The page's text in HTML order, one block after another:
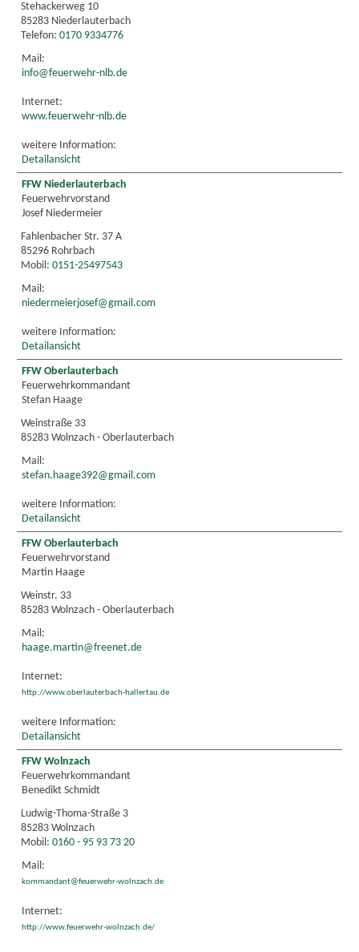
Stehackerweg 10
85283 Niederlauterbach
Telefon: 0170 9334776
Mail:
info@feuerwehr-nlb.de
Internet:
www.feuerwehr-nlb.de
weitere Information:
Detailansicht
FFW Niederlauterbach
Feuerwehrvorstand
Josef Niedermeier
Fahlenbacher Str. 37 A
85296 Rohrbach
Mobil: 0151-25497543
Mail:
niedermeierjosef@gmail.com
weitere Information:
Detailansicht
FFW Oberlauterbach
Feuerwehrkommandant
Stefan Haage
Weinstraße 33
85283 Wolnzach - Oberlauterbach
Mail:
stefan.haage392@gmail.com
weitere Information:
Detailansicht
FFW Oberlauterbach
Feuerwehrvorstand
Martin Haage
Weinstr. 33
85283 Wolnzach - Oberlauterbach
Mail:
haage.martin@freenet.de
Internet:
http://www.oberlauterbach-hallertau.de
weitere Information:
Detailansicht
FFW Wolnzach
Feuerwehrkommandant
Benedikt Schmidt
Ludwig-Thoma-Straße 3
85283 Wolnzach
Mobil: 0160 - 95 93 73 20
Mail:
kommandant@feuerwehr-wolnzach.de
Internet:
http://www.feuerwehr-wolnzach.de/